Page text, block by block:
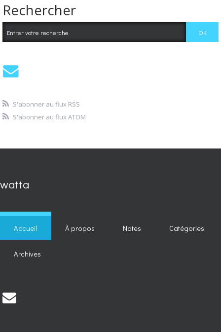
Rechercher
S'abonner au flux RSS
S'abonner au flux ATOM
watta
Accueil À propos Notes Catégories
Archives